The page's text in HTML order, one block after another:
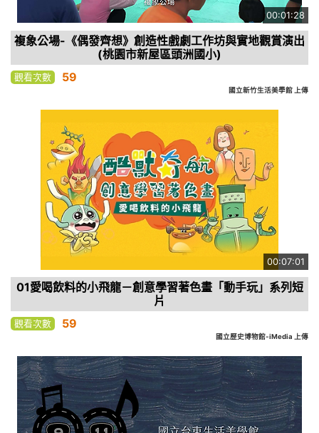
00:01:28
複象公場-《偶發齊想》創造性戲劇工作坊與實地觀賞演出
(桃園市新屋區頭洲國小)
觀看次數 59
國立新竹生活美學館 上傳
00:07:01
01愛喝飲料的小飛龍－創意學習著色畫「動手玩」系列短
片
觀看次數 59
國立歷史博物館-iMedia 上傳